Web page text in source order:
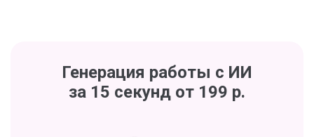
Генерация работы с ИИ
за 15 секунд от 199 р.